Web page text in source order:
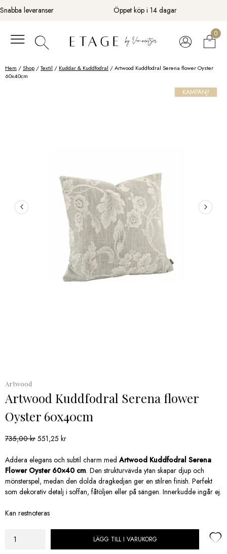
Fortsätt
till
Snabba leveranser Öppet köp i 14 dagar
0
Hem /Shop /Textil / Kuddar & Kuddfodral / Artwood Kuddfodral Serena flower Oyster
60x40cm
KAMPANJ!
Artwood
Artwood Kuddfodral Serena flower
Oyster 60x40cm
735,00kr Det
priset
var:
735,00 kr.
551,25 krDet
priset
är:
551,25 kr.
Addera elegans och subtil charm med Artwood Kuddfodral Serena
Flower Oyster 60×40 cm. Den strukturvävda ytan skapar djup och
mönsterspel, medan den dolda dragkedjan ger en stilren finish. Perfekt
som dekorativ detalj i soffan, fåtöljen eller på sängen. Innerkudde ingår ej.
Kan restnoteras
Artwood
LÄGG TILL I VARUKORG